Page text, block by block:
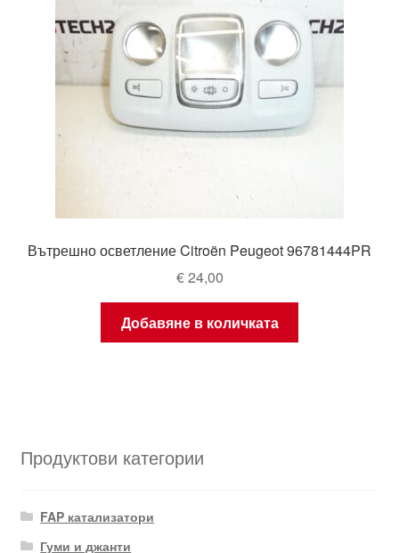
Вътрешно осветление Citroën Peugeot 96781444PR
€24,00
Добавяне в количката
Продуктови категории
FAP катализатори
Гуми и джанти